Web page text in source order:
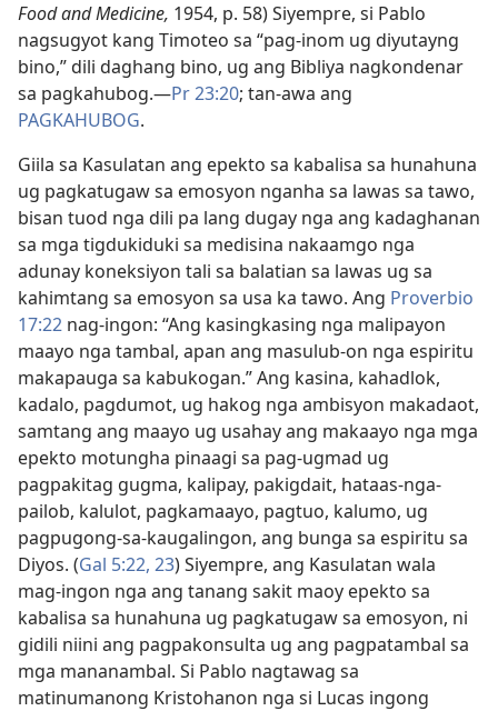
Food and Medicine, 1954, p. 58) Siyempre, si Pablo
nagsugyot kang Timoteo sa “pag-inom ug diyutayng
bino,” dili daghang bino, ug ang Bibliya nagkondenar
sa pagkahubog.​—Pr 23:20; tan-awa ang
PAGKAHUBOG.
Giila sa Kasulatan ang epekto sa kabalisa sa hunahuna
ug pagkatugaw sa emosyon nganha sa lawas sa tawo,
bisan tuod nga dili pa lang dugay nga ang kadaghanan
sa mga tigdukiduki sa medisina nakaamgo nga
adunay koneksiyon tali sa balatian sa lawas ug sa
kahimtang sa emosyon sa usa ka tawo. Ang Proverbio
17:22 nag-ingon: “Ang kasingkasing nga malipayon
maayo nga tambal, apan ang masulub-on nga espiritu
makapauga sa kabukogan.” Ang kasina, kahadlok,
kadalo, pagdumot, ug hakog nga ambisyon makadaot,
samtang ang maayo ug usahay ang makaayo nga mga
epekto motungha pinaagi sa pag-ugmad ug
pagpakitag gugma, kalipay, pakigdait, hataas-nga-
pailob, kalulot, pagkamaayo, pagtuo, kalumo, ug
pagpugong-sa-kaugalingon, ang bunga sa espiritu sa
Diyos. (Gal 5:​22, 23) Siyempre, ang Kasulatan wala
mag-ingon nga ang tanang sakit maoy epekto sa
kabalisa sa hunahuna ug pagkatugaw sa emosyon, ni
gidili niini ang pagpakonsulta ug ang pagpatambal sa
mga mananambal. Si Pablo nagtawag sa
matinumanong Kristohanon nga si Lucas ingong